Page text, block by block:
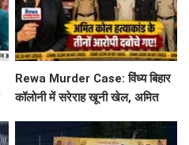
Rewa Murder Case: विंध्य बिहार
कॉलोनी में सरेराह खूनी खेल, अमित